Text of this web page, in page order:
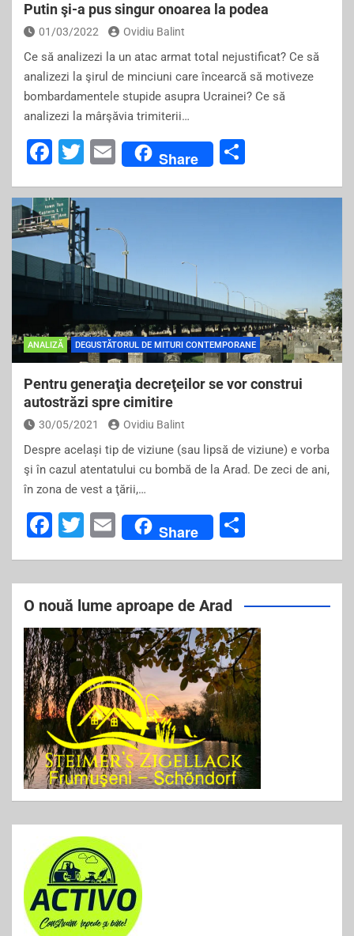
Putin şi-a pus singur onoarea la podea
01/03/2022 Ovidiu Balint
Ce să analizezi la un atac armat total nejustificat? Ce să
analizezi la şirul de minciuni care încearcă să motiveze
bombardamentele stupide asupra Ucrainei? Ce să
analizezi la mârşăvia trimiterii…
F
c
e
b
o
o
k
T
tt
er
E
m
ai
l
Share
ar
ANALIZĂ DEGUSTĂTORUL DE MITURI CONTEMPORANE
Pentru generaţia decreţeilor se vor construi
autostrăzi spre cimitire
30/05/2021 Ovidiu Balint
Despre același tip de viziune (sau lipsă de viziune) e vorba
şi în cazul atentatului cu bombă de la Arad. De zeci de ani,
în zona de vest a ţării,…
F
c
e
b
o
o
k
T
tt
er
E
m
ai
l
Share
ar
e
O nouă lume aproape de Arad